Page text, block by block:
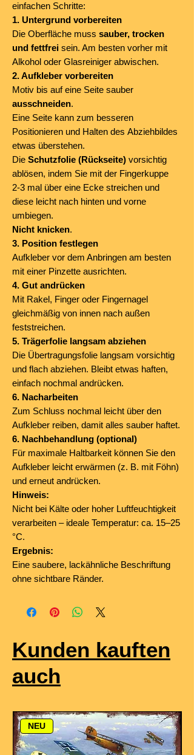
einfachen Schritte:
1. Untergrund vorbereiten
Die Oberfläche muss sauber, trocken
und fettfrei sein. Am besten vorher mit
Alkohol oder Glasreiniger abwischen.
2. Aufkleber vorbereiten
Motiv bis auf eine Seite sauber
ausschneiden.
Eine Seite kann zum besseren
Positionieren und Halten des Abziehbildes
etwas überstehen.
Die Schutzfolie (Rückseite) vorsichtig
ablösen, indem Sie mit der Fingerkuppe
2-3 mal über eine Ecke streichen und
diese leicht nach hinten und vorne
umbiegen.
Nicht knicken.
3. Position festlegen
Aufkleber vor dem Anbringen am besten
mit einer Pinzette ausrichten.
4. Gut andrücken
Mit Rakel, Finger oder Fingernagel
gleichmäßig von innen nach außen
feststreichen.
5. Trägerfolie langsam abziehen
Die Übertragungsfolie langsam vorsichtig
und flach abziehen. Bleibt etwas haften,
einfach nochmal andrücken.
6. Nacharbeiten
Zum Schluss nochmal leicht über den
Aufkleber reiben, damit alles sauber haftet.
6. Nachbehandlung (optional)
Für maximale Haltbarkeit können Sie den
Aufkleber leicht erwärmen (z. B. mit Föhn)
und erneut andrücken.
Hinweis:
Nicht bei Kälte oder hoher Luftfeuchtigkeit
verarbeiten – ideale Temperatur: ca. 15–25
°C.
Ergebnis:
Eine saubere, lackähnliche Beschriftung
ohne sichtbare Ränder.
Kunden kauften
auch
NEU